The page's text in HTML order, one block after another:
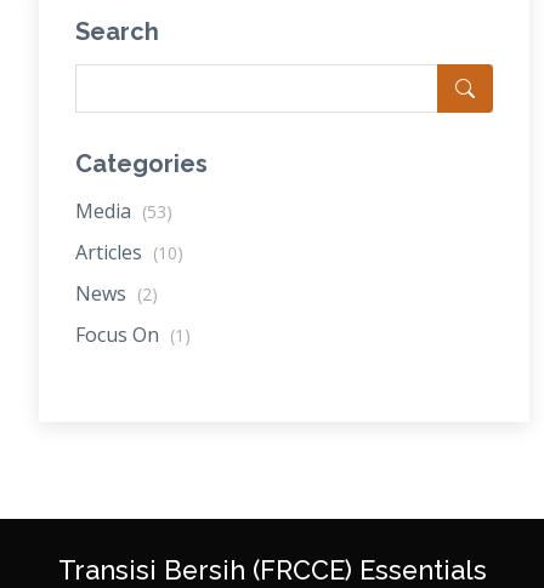
Search
Categories
Media (53)
Articles (10)
News (2)
Focus On (1)
Transisi Bersih (FRCCE) Essentials